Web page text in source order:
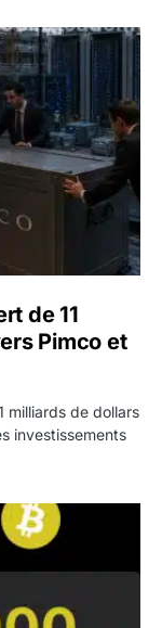
milliards de
de 11
Pimco et
milliards de dollars
investissements
que les